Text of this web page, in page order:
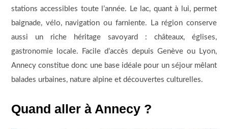
stations accessibles toute l’année. Le lac, quant à lui, permet
baignade, vélo, navigation ou farniente. La région conserve
aussi un riche héritage savoyard : châteaux, églises,
gastronomie locale. Facile d’accès depuis Genève ou Lyon,
Annecy constitue donc une base idéale pour un séjour mêlant
balades urbaines, nature alpine et découvertes culturelles.
Quand aller à Annecy ?